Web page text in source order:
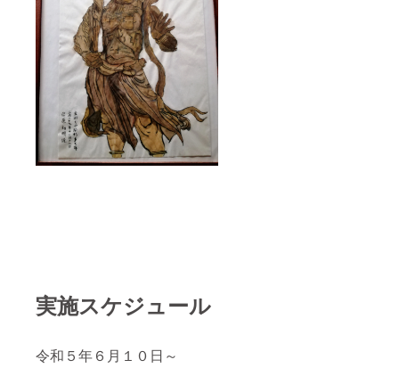
実施スケジュール
令和５年６月１０日～